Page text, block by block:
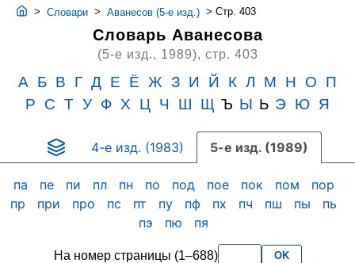
> Словари > Аванесов (5-е изд.) > Стр. 403
Словарь Аванесова
(5-е изд., 1989), стр. 403
А Б В Г Д Е Ё Ж З И Й К Л М Н О
П
Р
С Т У Ф Х Ц Ч Ш Щ Ъ Ы Ь Э Ю Я
4-е изд. (1983) 5-е изд. (1989)
па пе пи пл пн по под пое пок пом
пор
пр
при про пс пт пу пф пх пч пш пы
пь
пэ
пю пя
На номер страницы (1–688) OK